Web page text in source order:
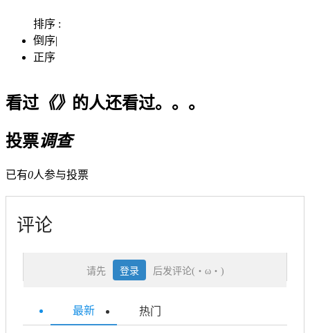
排序 :
倒序|
正序
看过《》 的人还看过。。。
投票调查
已有0人参与投票
评论
请先 登录 后发评论(・ω・)
最新 热门